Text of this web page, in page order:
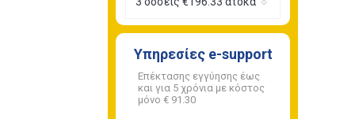
Υπηρεσίες e-support
Επέκτασης εγγύησης έως
και για 5 χρόνια με κόστος
μόνο € 91.30